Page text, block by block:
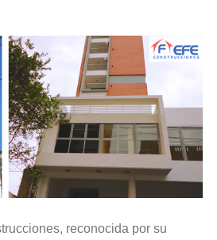
reconocida por su